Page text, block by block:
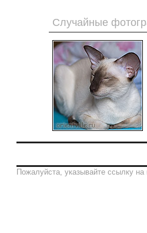
Случайные
Пожалуйста, указывайте ссылку